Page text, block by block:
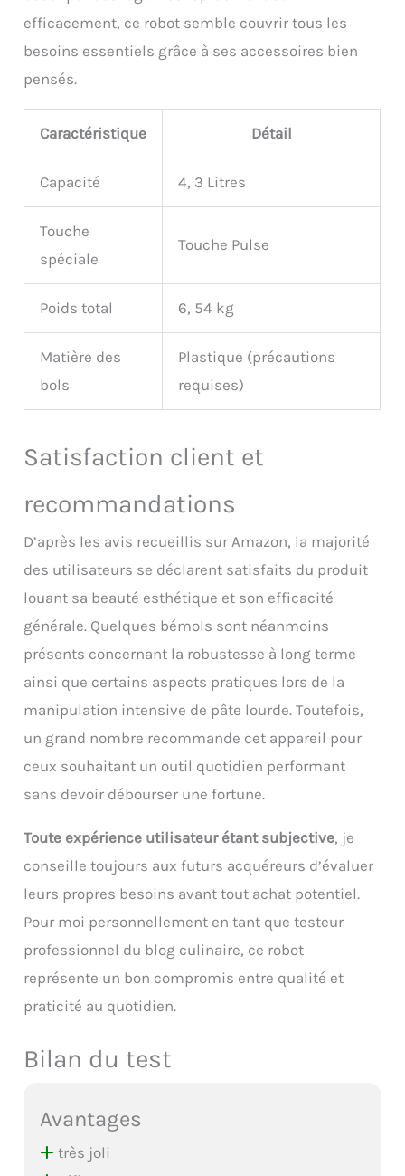
efficacement, ce robot semble couvrir tous les
besoins essentiels grâce à ses accessoires bien
pensés.
Caractéristique Détail
Capacité 4, 3 Litres
Touche
spéciale
Touche Pulse
Poids total 6, 54 kg
Matière des
bols
Plastique (précautions
requises)
Satisfaction client et
recommandations
D’après les avis recueillis sur Amazon, la majorité
des utilisateurs se déclarent satisfaits du produit
louant sa beauté esthétique et son efficacité
générale. Quelques bémols sont néanmoins
présents concernant la robustesse à long terme
ainsi que certains aspects pratiques lors de la
manipulation intensive de pâte lourde. Toutefois,
un grand nombre recommande cet appareil pour
ceux souhaitant un outil quotidien performant
sans devoir débourser une fortune.
Toute expérience utilisateur étant subjective, je
conseille toujours aux futurs acquéreurs d’évaluer
leurs propres besoins avant tout achat potentiel.
Pour moi personnellement en tant que testeur
professionnel du blog culinaire, ce robot
représente un bon compromis entre qualité et
praticité au quotidien.
Bilan du test
Avantages
très joli